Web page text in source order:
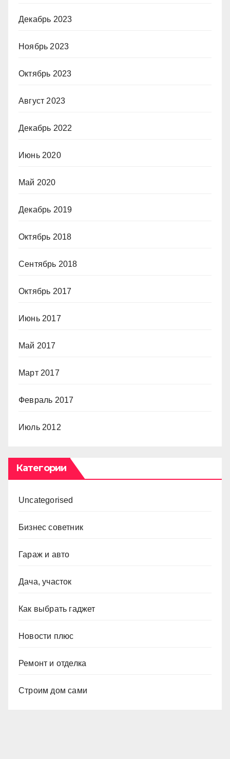
Декабрь 2023
Ноябрь 2023
Октябрь 2023
Август 2023
Декабрь 2022
Июнь 2020
Май 2020
Декабрь 2019
Октябрь 2018
Сентябрь 2018
Октябрь 2017
Июнь 2017
Май 2017
Март 2017
Февраль 2017
Июль 2012
Категории
Uncategorised
Бизнес советник
Гараж и авто
Дача, участок
Как выбрать гаджет
Новости плюс
Ремонт и отделка
Строим дом сами